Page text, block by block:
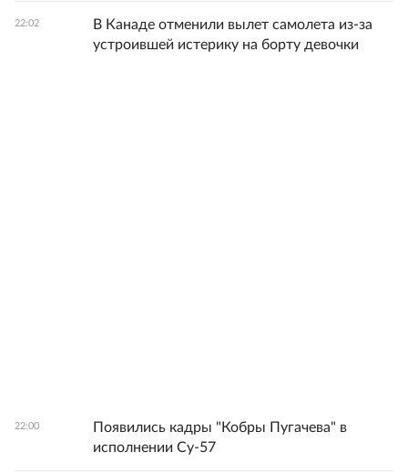
22:02
В Канаде отменили вылет самолета из-за
устроившей истерику на борту девочки
22:00
Появились кадры "Кобры Пугачева" в
исполнении Су-57